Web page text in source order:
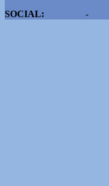
SOCIAL:
-